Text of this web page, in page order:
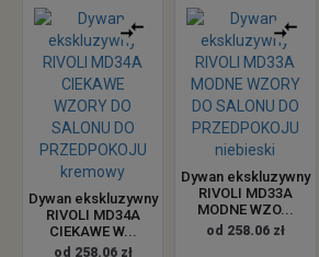
Dywan ekskluzywny
RIVOLI MD34A
CIEKAWE W...
od 258.06 zł
Dywan ekskluzywny
RIVOLI MD33A
MODNE WZO...
od 258.06 zł